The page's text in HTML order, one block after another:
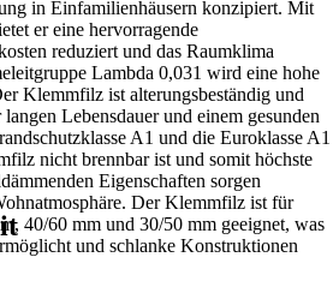
in Einfamilienhäusern konzipiert. Mit
er eine hervorragende
reduziert und das Raumklima
Lambda 0,031 wird eine hohe
Klemmfilz ist alterungsbeständig und
Lebensdauer und einem gesunden
A1 und die Euroklasse A1
nicht brennbar ist und somit höchste
Eigenschaften sorgen
Der Klemmfilz ist für
40/60 mm und 30/50 mm geeignet, was
und schlanke Konstruktionen